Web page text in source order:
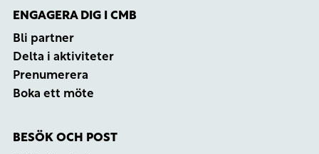
ENGAGERA DIG I CMB
Bli partner
Delta i aktiviteter
Prenumerera
Boka ett möte
BESÖK OCH POST